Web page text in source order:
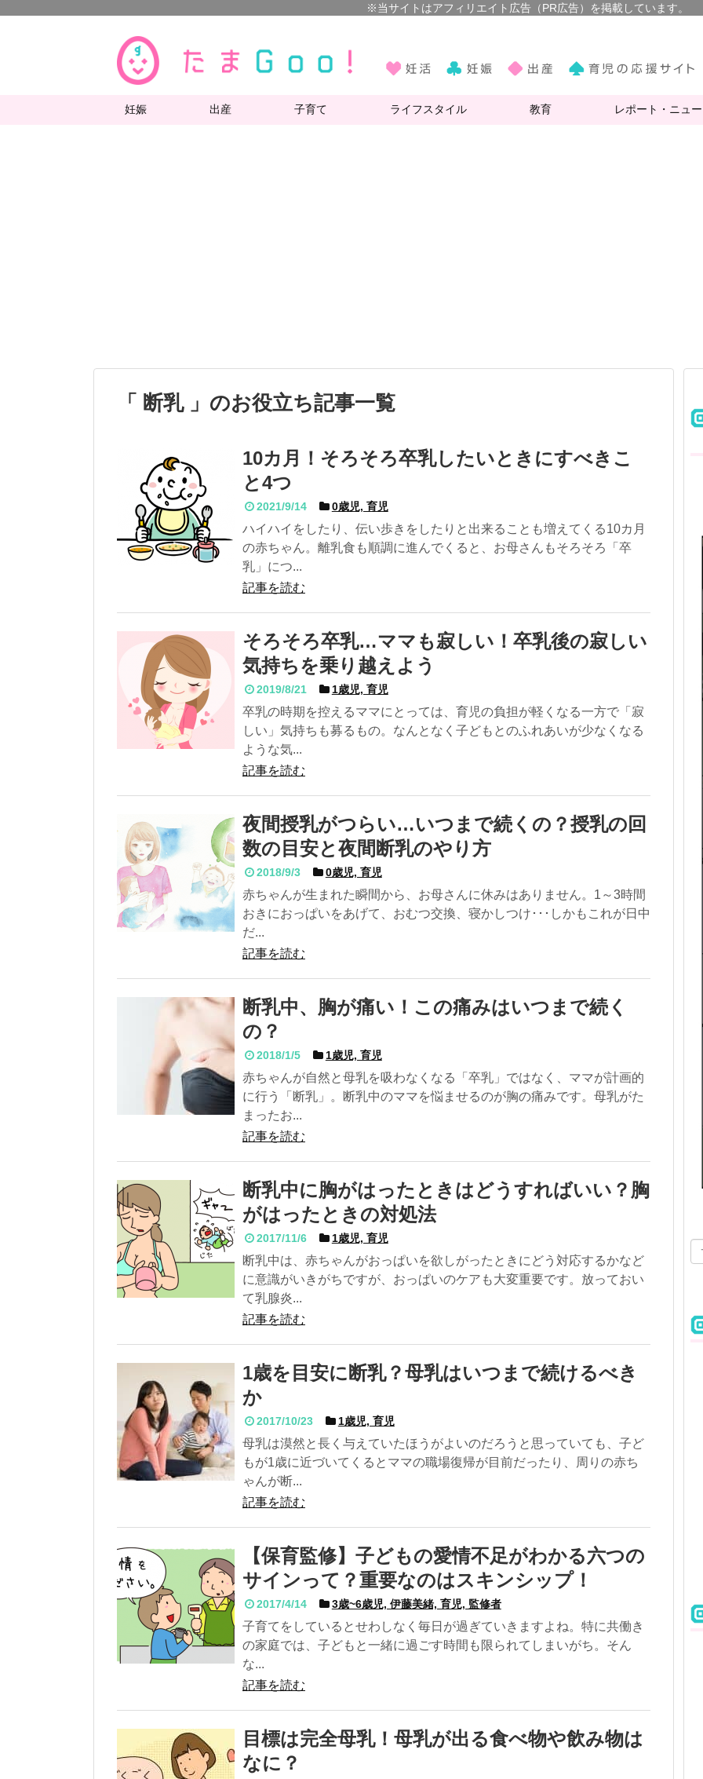
妊娠 出産 子育て ライフスタイル 教育 レポート・ニュ
「 断乳 」のお役立ち記事一覧
10カ月！そろそろ卒乳したいときにすべきこ
と4つ
2021/9/14 0歳児, 育児
ハイハイをしたり、伝い歩きをしたりと出来ることも増えてくる10カ月
の赤ちゃん。離乳食も順調に進んでくると、お母さんもそろそろ「卒
乳」につ...
記事を読む
そろそろ卒乳…ママも寂しい！卒乳後の寂しい
気持ちを乗り越えよう
2019/8/21 1歳児, 育児
卒乳の時期を控えるママにとっては、育児の負担が軽くなる一方で「寂
しい」気持ちも募るもの。なんとなく子どもとのふれあいが少なくなる
ような気...
記事を読む
夜間授乳がつらい…いつまで続くの？授乳の回
数の目安と夜間断乳のやり方
2018/9/3 0歳児, 育児
赤ちゃんが生まれた瞬間から、お母さんに休みはありません。1～3時間
おきにおっぱいをあげて、おむつ交換、寝かしつけ･･･しかもこれが日中
だ...
記事を読む
断乳中、胸が痛い！この痛みはいつまで続く
の？
2018/1/5 1歳児, 育児
赤ちゃんが自然と母乳を吸わなくなる「卒乳」ではなく、ママが計画的
に行う「断乳」。断乳中のママを悩ませるのが胸の痛みです。母乳がた
まったお...
記事を読む
断乳中に胸がはったときはどうすればいい？胸
がはったときの対処法
2017/11/6 1歳児, 育児
断乳中は、赤ちゃんがおっぱいを欲しがったときにどう対応するかなど
に意識がいきがちですが、おっぱいのケアも大変重要です。放っておい
て乳腺炎...
記事を読む
1歳を目安に断乳？母乳はいつまで続けるべき
か
2017/10/23 1歳児, 育児
母乳は漠然と長く与えていたほうがよいのだろうと思っていても、子ど
もが1歳に近づいてくるとママの職場復帰が目前だったり、周りの赤ち
ゃんが断...
記事を読む
【保育監修】子どもの愛情不足がわかる六つの
サインって？重要なのはスキンシップ！
2017/4/14 3歳~6歳児, 伊藤美緒, 育児, 監修者
子育てをしているとせわしなく毎日が過ぎていきますよね。特に共働き
の家庭では、子どもと一緒に過ごす時間も限られてしまいがち。そん
な...
記事を読む
目標は完全母乳！母乳が出る食べ物や飲み物は
なに？